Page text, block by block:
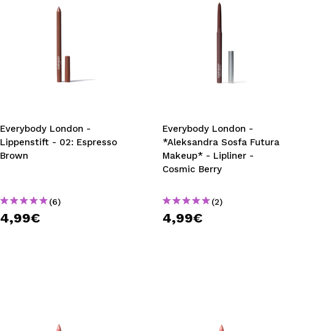
Everybody London -
Lippenstift - 02: Espresso
Brown
(6)
4,99€
Everybody London -
*Aleksandra Sosfa Futura
Makeup* - Lipliner -
Cosmic Berry
(2)
4,99€